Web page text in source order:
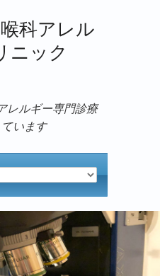
科アレル
ニック
レルギー専門診療
います